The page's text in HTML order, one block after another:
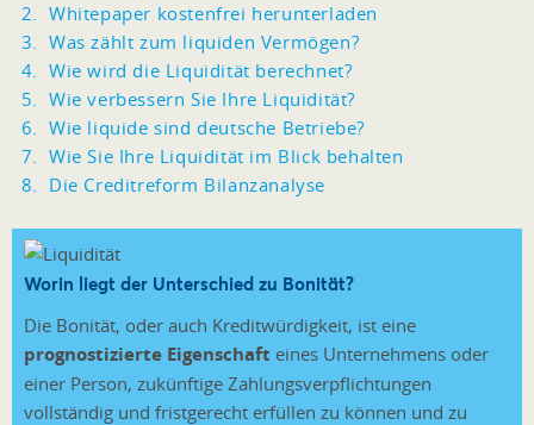
Whitepaper kostenfrei herunterladen
Was zählt zum liquiden Vermögen?
Wie wird die Liquidität berechnet?
Wie verbessern Sie Ihre Liquidität?
Wie liquide sind deutsche Betriebe?
Wie Sie Ihre Liquidität im Blick behalten
Die Creditreform Bilanzanalyse
Worin liegt der Unterschied zu Bonität?
Die Bonität, oder auch Kreditwürdigkeit, ist eine
prognostizierte Eigenschaft eines Unternehmens oder
einer Person, zukünftige Zahlungsverpflichtungen
vollständig und fristgerecht erfüllen zu können und zu